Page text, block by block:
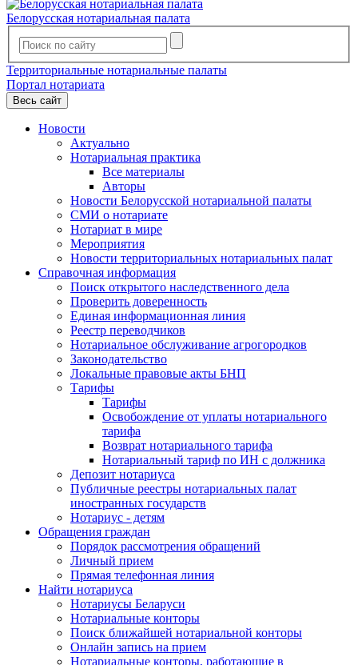
Белорусская нотариальная палата
Территориальные нотариальные палаты
Портал нотариата
Весь сайт
Новости
Актуально
Нотариальная практика
Все материалы
Авторы
Новости Белорусской нотариальной палаты
СМИ о нотариате
Нотариат в мире
Мероприятия
Новости территориальных нотариальных палат
Справочная информация
Поиск открытого наследственного дела
Проверить доверенность
Единая информационная линия
Реестр переводчиков
Нотариальное обслуживание агрогородков
Законодательство
Локальные правовые акты БНП
Тарифы
Тарифы
Освобождение от уплаты нотариального
тарифа
Возврат нотариального тарифа
Нотариальный тариф по ИН с должника
Депозит нотариуса
Публичные реестры нотариальных палат
иностранных государств
Нотариус - детям
Обращения граждан
Порядок рассмотрения обращений
Личный прием
Прямая телефонная линия
Найти нотариуса
Нотариусы Беларуси
Нотариальные конторы
Поиск ближайшей нотариальной конторы
Онлайн запись на прием
Нотариальные конторы, работающие в